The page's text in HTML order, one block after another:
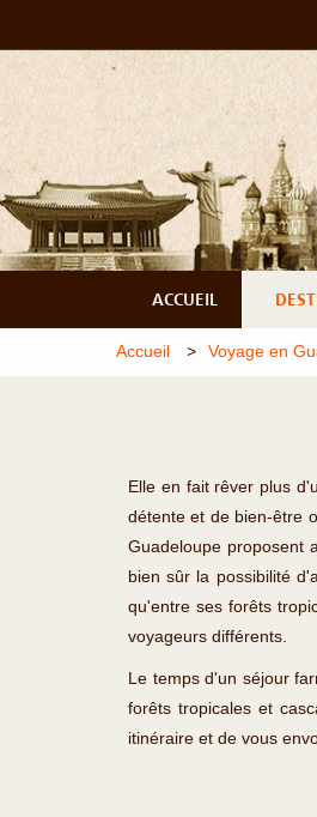
ACCUEIL
Accueil Voyage en
Elle en fait rêver plus
détente et de bien-être
Guadeloupe proposent
bien sûr la possibilité
qu'entre ses forêts
voyageurs différents.
Le temps d'un séjour
forêts tropicales et
itinéraire et de vous